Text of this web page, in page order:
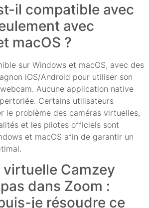
il compatible avec
avec
macOS ?
sur Windows et macOS, avec des
iOS/Android pour utiliser son
Aucune application native
Certains utilisateurs
le problème des caméras virtuelles,
et les pilotes officiels sont
et macOS afin de garantir un
virtuelle Camzey
dans Zoom :
je résoudre ce